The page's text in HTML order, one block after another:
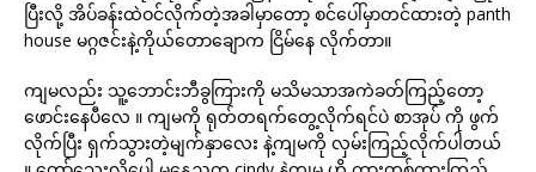
ပြီးလို့ အိပ်ခန်းထဲဝင်လိုက်တဲ့အခါမှာတော့ စင်ပေါ်မှာတင်ထားတဲ့ panth
house မဂ္ဂဇင်းနဲ့ကိုယ်တောချောက ငြိမ်နေ လိုက်တာ။
ကျမလည်း သူ့ဘောင်းဘီခွကြားကို မသိမသာအကဲခတ်ကြည့်တော့
ဖောင်းနေပီလေ ။ ကျမကို ရုတ်တရက်တွေ့လိုက်ရင်ပဲ စာအုပ် ကို ဖွက်
လိုက်ပြီး ရှက်သွားတဲ့မျက်နှာလေး နဲ့ကျမကို လှမ်းကြည့်လိုက်ပါတယ်